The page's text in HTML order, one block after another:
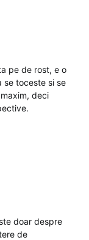
pe de rost, e o
se toceste si se
deci
doar despre
de